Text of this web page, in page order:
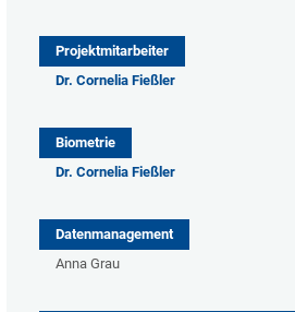
Projektmitarbeiter
Dr. Cornelia Fießler
Biometrie
Dr. Cornelia Fießler
Datenmanagement
Anna Grau